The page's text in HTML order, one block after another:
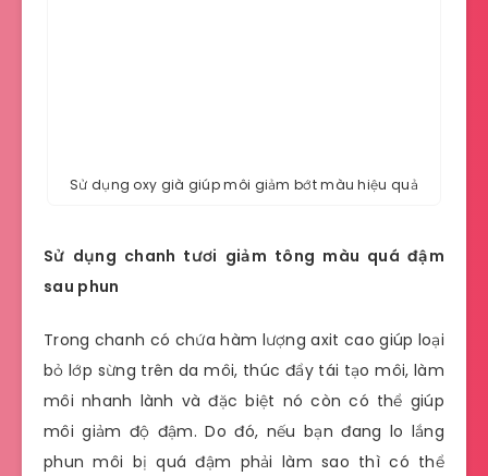
Sử dụng oxy già giúp môi giảm bớt màu hiệu quả
Sử dụng chanh tươi giảm tông màu quá đậm
sau phun
Trong chanh có chứa hàm lượng axit cao giúp loại
bỏ lớp sừng trên da môi, thúc đẩy tái tạo môi, làm
môi nhanh lành và đặc biệt nó còn có thể giúp
môi giảm độ đậm. Do đó, nếu bạn đang lo lắng
phun môi bị quá đậm phải làm sao thì có thể